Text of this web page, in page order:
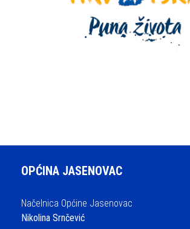
OPĆINA JASENOVAC
Načelnica Općine Jasenovac
Nikolina Srnčević